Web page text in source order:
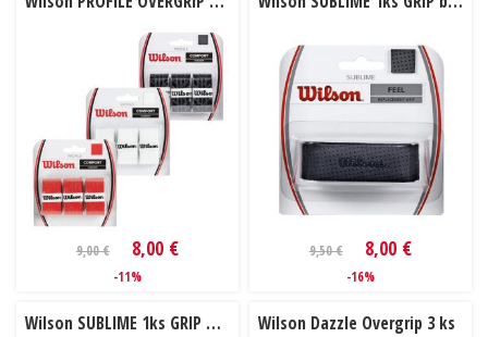
9,00 € 8,00 €
-11%
9,50 € 8,00 €
-16%
Wilson SUBLIME 1ks GRIP white Wilson Dazzle Overgrip 3 ks